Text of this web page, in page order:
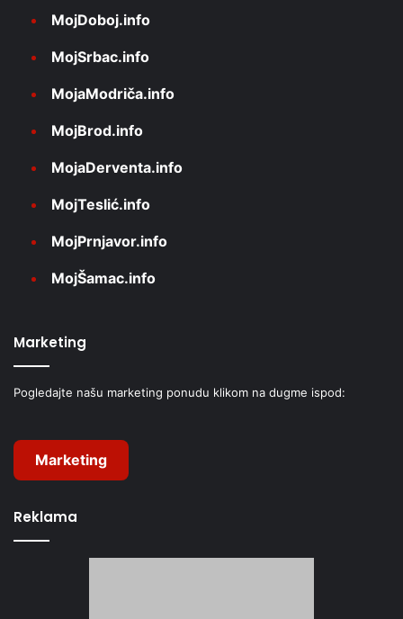
MojDoboj.info
MojSrbac.info
MojaModriča.info
MojBrod.info
MojaDerventa.info
MojTeslić.info
MojPrnjavor.info
MojŠamac.info
Marketing
Pogledajte našu marketing ponudu klikom na dugme ispod:
Marketing
Reklama